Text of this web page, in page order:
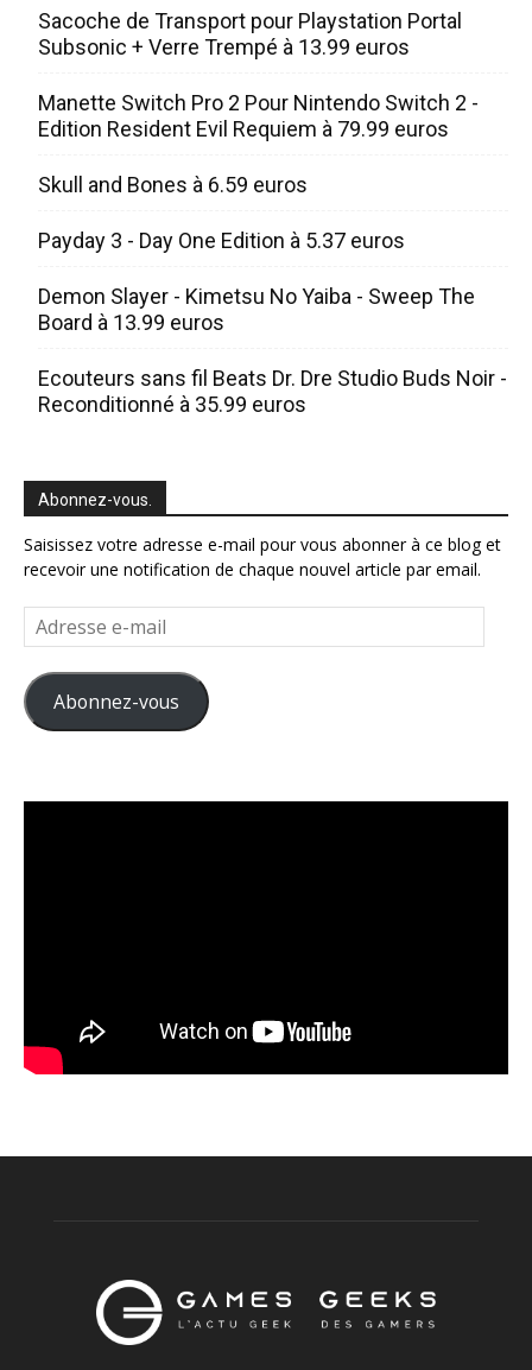
Sacoche de Transport pour Playstation Portal
Subsonic + Verre Trempé à 13.99 euros
Manette Switch Pro 2 Pour Nintendo Switch 2 -
Edition Resident Evil Requiem à 79.99 euros
Skull and Bones à 6.59 euros
Payday 3 - Day One Edition à 5.37 euros
Demon Slayer - Kimetsu No Yaiba - Sweep The
Board à 13.99 euros
Ecouteurs sans fil Beats Dr. Dre Studio Buds Noir -
Reconditionné à 35.99 euros
Abonnez-vous.
Saisissez votre adresse e-mail pour vous abonner à ce blog et
recevoir une notification de chaque nouvel article par email.
Adresse
e-
mail
Abonnez-vous